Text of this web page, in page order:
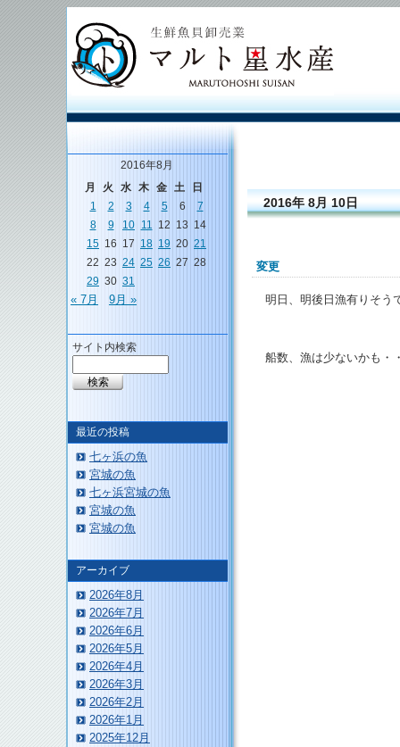
2016年 8月 10日
変更
明日、明後日漁有りそう
船数、漁は少ないかも・
2016年8月
月
火 水 木 金 土
日
1
2 3 4 5 6
7
8
9 10 11 12 13 14
15 16 17 18 19 20 21
22 23 24 25 26 27 28
29 30 31
« 7月 9月 »
サイト内検索
最近の投稿
七ヶ浜の魚
宮城の魚
七ヶ浜宮城の魚
宮城の魚
宮城の魚
アーカイブ
2026年8月
2026年7月
2026年6月
2026年5月
2026年4月
2026年3月
2026年2月
2026年1月
2025年12月